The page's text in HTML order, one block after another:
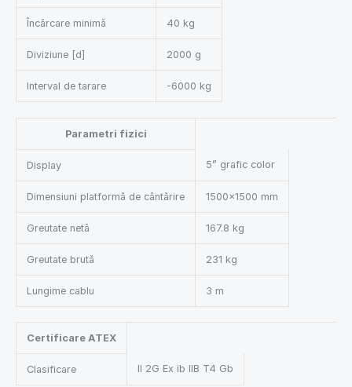
Încărcare minimă 40 kg
Diviziune [d] 2000 g
Interval de tarare -6000 kg
Parametri fizici
Display 5” grafic color
Dimensiuni platformă de cântărire 1500×1500 mm
Greutate netă 167.8 kg
Greutate brută 231 kg
Lungime cablu 3 m
Certificare ATEX
Clasificare II 2G Ex ib IIB T4 Gb